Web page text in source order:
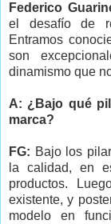
Federico
el desafío de
Entramos
son
dinamismo que
A: ¿Bajo qué
marca?
FG: Bajo los
la calidad, en
productos.
existente, y
modelo en